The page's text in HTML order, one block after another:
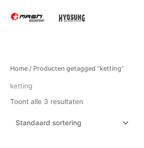
naar
Home / Producten getagged “ketting”
ketting
Toont alle 3 resultaten